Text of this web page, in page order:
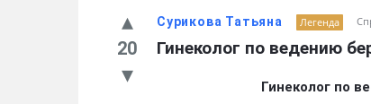
Сурикова Татьяна Легенда
Гинеколог по ведению
20
Гинеколог по